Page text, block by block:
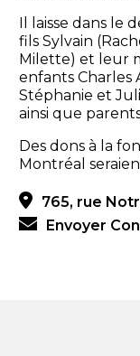
Il laisse dans le
fils Sylvain
Milette) et leur
enfants Charles
Stéphanie et
ainsi que
Des dons à la
Montréal
765, rue
Envoyer